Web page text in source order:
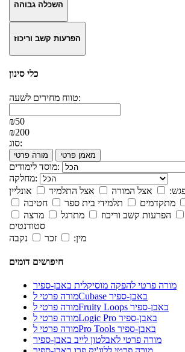
השכלה גבוהה
הפרעות קשב וריכוז
כלי סינון
טווח מחירים לשעה:
₪50
₪200
סוג:
מורה פרטי מאמן פרטי
מוסד לימודים:
מחלקה:
אצל המורה אצל התלמיד
אונליין
מתקדמים תלמידי בית ספר
חטיבה
הפרעות קשב וריכוז מתרגל
מרצה
סטודנטים
מין:
זכר נקבה
חיפושים דומים
מורה פרטי להפקה מוסיקלית באבן-ספיר
מורה פרטי לCubase באבן-ספיר
מורה פרטי לFruity Loops באבן-ספיר
מורה פרטי לLogic Pro באבן-ספיר
מורה פרטי לPro Tools באבן-ספיר
מורה פרטי לאבלטון לייב באבן-ספיר